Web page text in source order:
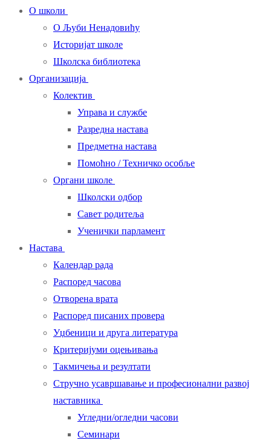
О школи
О Љуби Ненадовићу
Историјат школе
Школска библиотека
Организација
Колектив
Управа и службе
Разредна настава
Предметна настава
Помоћно / Техничко особље
Органи школе
Школски одбор
Савет родитеља
Ученички парламент
Настава
Календар рада
Распоред часова
Отворена врата
Распоред писаних провера
Уџбеници и друга литература
Критеријуми оцењивања
Такмичења и резултати
Стручно усавршавање и професионални развој
наставника
Угледни/огледни часови
Семинари